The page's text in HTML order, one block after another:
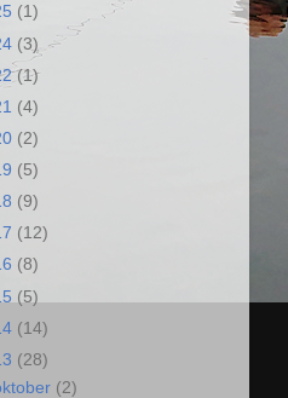
(1)
(3)
(1)
(4)
(2)
(5)
(9)
(12)
(8)
(5)
(14)
(28)
(2)